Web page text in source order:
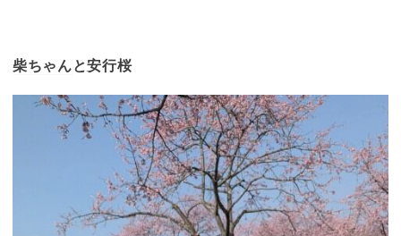
柴ちゃんと安行桜